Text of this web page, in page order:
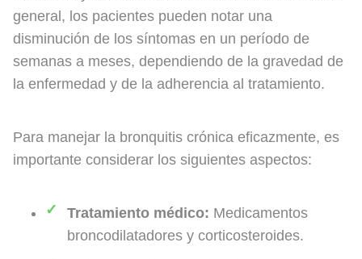
general, los pacientes pueden notar una
disminución de los síntomas en un período de
semanas a meses, dependiendo de la gravedad de
la enfermedad y de la adherencia al tratamiento.
Para manejar la bronquitis crónica eficazmente, es
importante considerar los siguientes aspectos:
Tratamiento médico: Medicamentos
broncodilatadores y corticosteroides.